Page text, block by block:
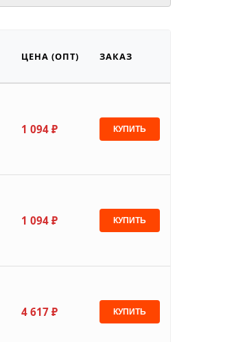
ЦЕНА (ОПТ) ЗАКАЗ
1 094 ₽ КУПИТЬ
1 094 ₽ КУПИТЬ
4 617 ₽ КУПИТЬ